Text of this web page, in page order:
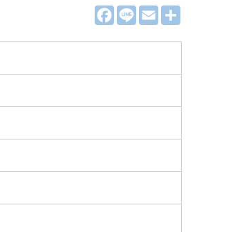
F
a
e
o
L
e
E
m
i